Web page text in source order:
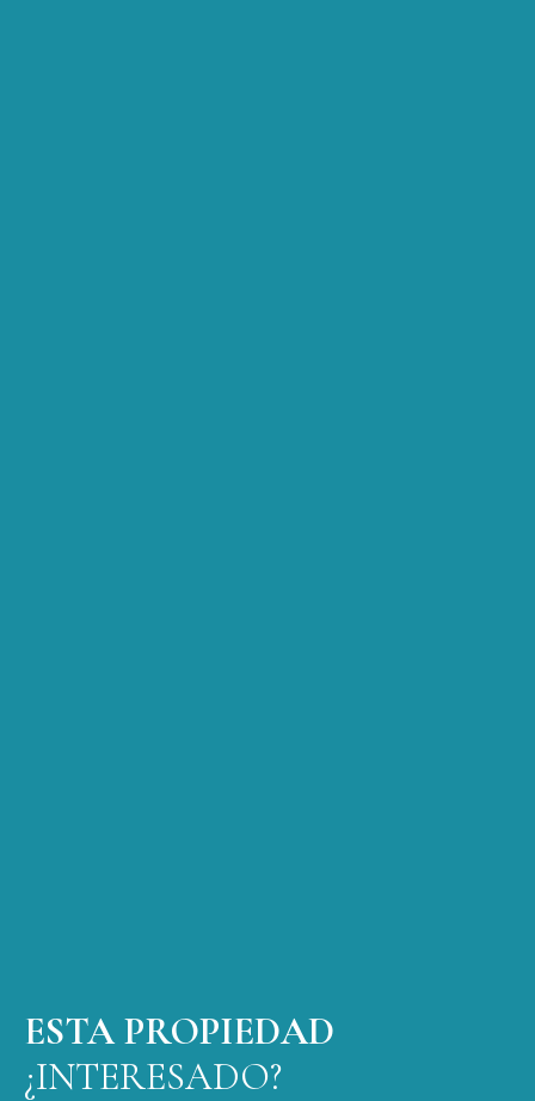
ESTA PROPIEDAD
¿INTERESADO?